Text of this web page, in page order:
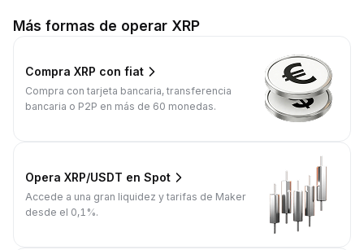
Más formas de operar XRP
Compra XRP con fiat
Compra con tarjeta bancaria, transferencia
bancaria o P2P en más de 60 monedas.
Opera XRP/USDT en Spot
Accede a una gran liquidez y tarifas de Maker
desde el 0,1%.